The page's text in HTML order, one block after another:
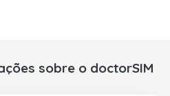
sobre o doctorSIM